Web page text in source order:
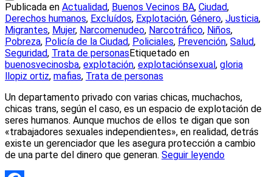
Publicada en Actualidad, Buenos Vecinos BA, Ciudad,
Derechos humanos, Excluídos, Explotación, Género, Justicia,
Migrantes, Mujer, Narcomenudeo, Narcotráfico, Niños,
Pobreza, Policía de la Ciudad, Policiales, Prevención, Salud,
Seguridad, Trata de personasEtiquetado en
buenosvecinosba, explotación, explotaciónsexual, gloria
llopiz ortiz, mafias, Trata de personas
Un departamento privado con varias chicas, muchachos,
chicas trans, según el caso, es un espacio de explotación de
seres humanos. Aunque muchos de ellos te digan que son
«trabajadores sexuales independientes», en realidad, detrás
existe un gerenciador que les asegura protección a cambio
de una parte del dinero que generan. Seguir leyendo